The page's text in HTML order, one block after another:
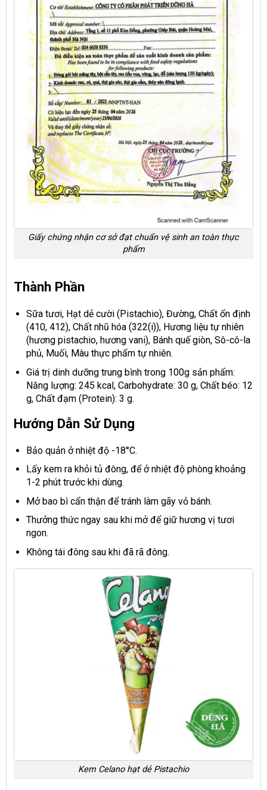
Giấy chứng nhận cơ sở đạt chuẩn vệ sinh an toàn thực
phẩm
Thành Phần
Sữa tươi, Hạt dẻ cười (Pistachio), Đường, Chất ổn định
(410, 412), Chất nhũ hóa (322(i)), Hương liệu tự nhiên
(hương pistachio, hương vani), Bánh quế giòn, Sô-cô-la
phủ, Muối, Màu thực phẩm tự nhiên.
Giá trị dinh dưỡng trung bình trong 100g sản phẩm:
Năng lượng: 245 kcal, Carbohydrate: 30 g, Chất béo: 12
g, Chất đạm (Protein): 3 g.
Hướng Dẫn Sử Dụng
Bảo quản ở nhiệt độ -18°C.
Lấy kem ra khỏi tủ đông, để ở nhiệt độ phòng khoảng
1-2 phút trước khi dùng.
Mở bao bì cẩn thận để tránh làm gãy vỏ bánh.
Thưởng thức ngay sau khi mở để giữ hương vị tươi
ngon.
Không tái đông sau khi đã rã đông.
Kem Celano hạt dẻ Pistachio